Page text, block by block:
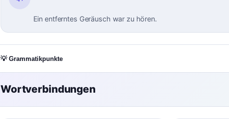
Ein entferntes Geräusch war zu hören.
💡 Grammatikpunkte
Wortverbindungen